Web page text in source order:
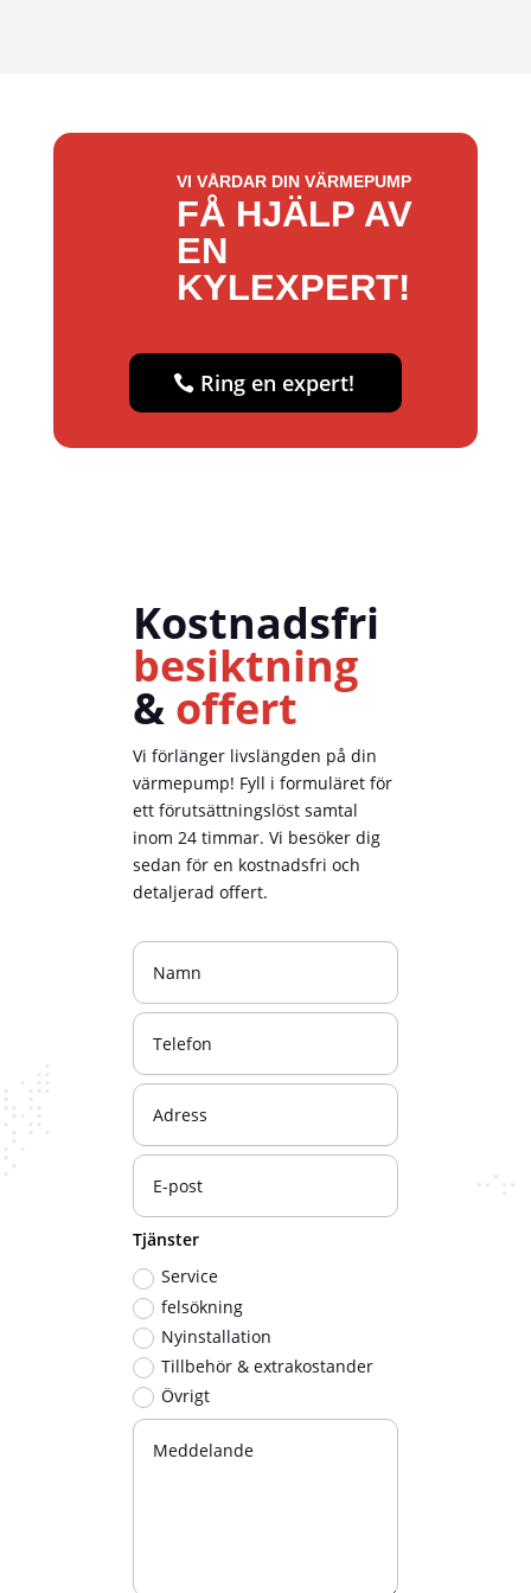
VI VÅRDAR DIN VÄRMEPUMP
FÅ HJÄLP AV
EN
KYLEXPERT!
Ring en expert!
Kostnadsfri
besiktning
& offert
Vi förlänger livslängden på din
värmepump! Fyll i formuläret för
ett förutsättningslöst samtal
inom 24 timmar. Vi besöker dig
sedan för en kostnadsfri och
detaljerad offert.
Tjänster
Service
felsökning
Nyinstallation
Tillbehör & extrakostander
Övrigt